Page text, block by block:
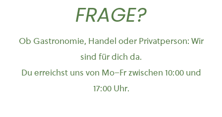
FRAGE?
Ob Gastronomie, Handel oder Privatperson: Wir
sind für dich da.
Du erreichst uns von Mo–Fr zwischen 10:00 und
17:00 Uhr.